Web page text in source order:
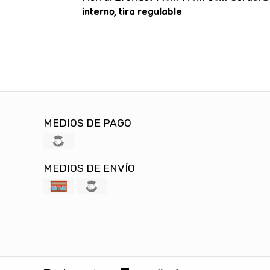
interno, tira regulable
MEDIOS DE PAGO
MEDIOS DE ENVÍO